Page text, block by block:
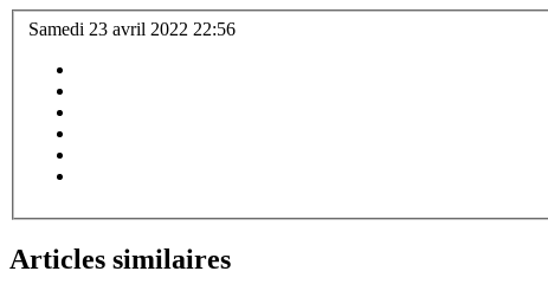
Samedi 23 avril 2022 22:56
Articles similaires